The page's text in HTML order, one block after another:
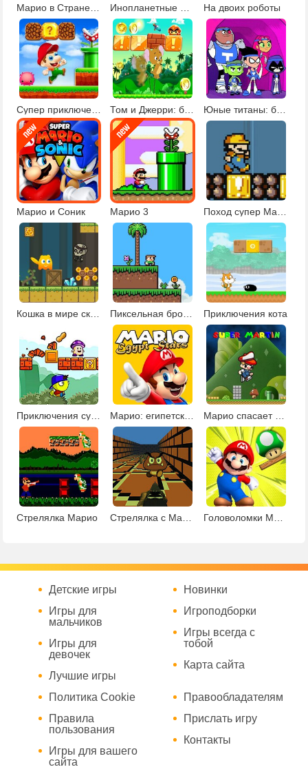
Марио в Стране чудес На двоих роботы
Супер приключения в джунглях Том и Джерри: бродилка 2 Юные титаны: бродилка
Марио и Соник Марио 3
Кошка в мире скелетов Пиксельная бродилка Приключения кота
Приключения супер горошка Марио: египетские звезды
Стрелялка Марио
Детские игры
Игры для
мальчиков
Игры для
девочек
Лучшие игры
Новинки
Игроподборки
Игры всегда с
тобой
Карта сайта
Политика Cookie
Правила
пользования
Игры для вашего
сайта
Правообладателям
Прислать игру
Контакты